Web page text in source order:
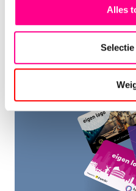
Alles
Verrassende opties